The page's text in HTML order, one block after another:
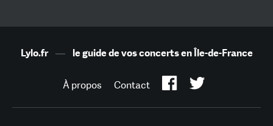
Lylo.fr— le guide de vos concerts en Île-de-France
À propos Contact